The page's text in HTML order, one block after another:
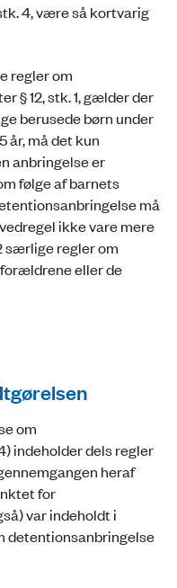
4, være så kortvarig
regler om
§ 12, stk. 1, gælder der
berusede børn under
år, må det kun
anbringelse er
følge af barnets
må
ikke vare mere
særlige regler om
eller de
om
indeholder dels regler
heraf
for
var indeholdt i
de­tentionsanbringelse